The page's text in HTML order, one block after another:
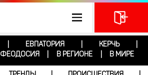
ЕВПАТОРИЯ КЕРЧЬ
ФЕОДОСИЯ В РЕГИОНЕ В МИРЕ